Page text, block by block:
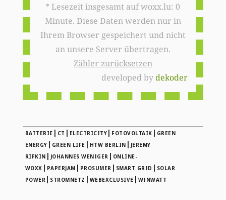
* Lesezeit insgesamt auf woxx.lu: 0
Minute. Diese Daten werden nur in
Ihrem Browser gespeichert und nicht
an unsere Server übertragen.
Zähler zurücksetzen
developed bydekoder
BATTERIE | CT | ELECTRICITY | FOTOVOLTAIK | GREEN
ENERGY | GREEN LIFE | HTW BERLIN | JEREMY
RIFKIN | JOHANNES WENIGER | ONLINE-
WOXX | PAPERJAM | PROSUMER | SMART GRID | SOLAR
POWER | STROMNETZ | WEBEXCLUSIVE | WINWATT